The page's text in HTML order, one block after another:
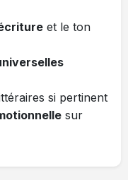
et le ton
si pertinent
sur